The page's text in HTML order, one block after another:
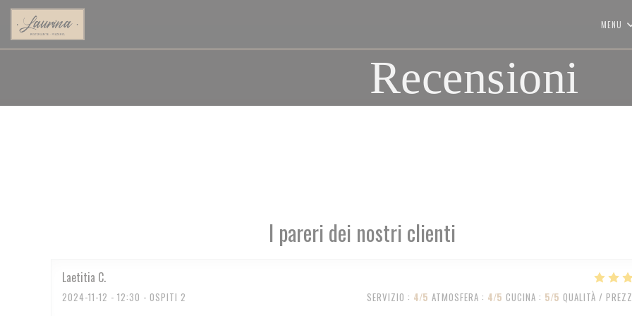
Personalizzazione delle tue scelte sui cookie
MENU
Recensioni
I pareri dei nostri clienti
Laetitia C
2024-11-12 - 12:30 - OSPITI 2 SERVIZIO : 4/5 ATMOSFERA : 4/5 CUCINA : 5/5 QUALITÀ /